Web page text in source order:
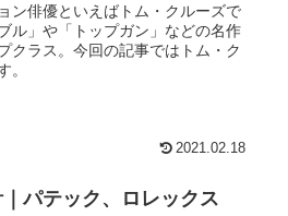
ン俳優といえばトム・クルーズで
ル」や「トップガン」などの名作
クラス。今回の記事ではトム・ク
。
2021.02.18
パテック、ロレックス